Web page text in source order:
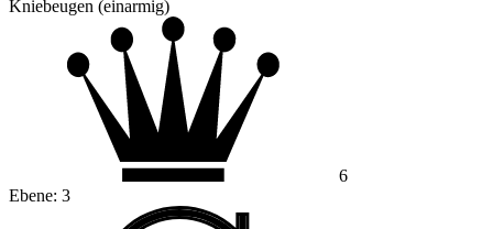
Kniebeugen (einarmig)
6
Ebene: 3